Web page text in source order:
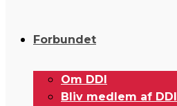
Forbundet
Om DDI
Bliv medlem af DDI